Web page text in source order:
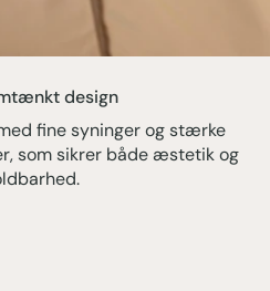
design
fine syninger og stærke
som sikrer både æstetik og